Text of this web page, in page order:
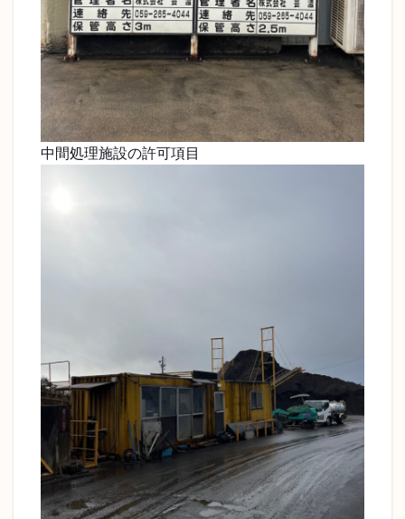
中間処理施設の許可項目